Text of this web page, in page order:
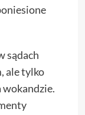
sądach
ale tylko
wokandzie.